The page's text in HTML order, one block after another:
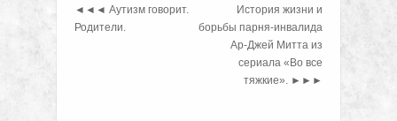
◄◄◄ Аутизм говорит.
Родители.
История жизни и
борьбы парня-инвалида
Ар-Джей Митта из
сериала «Во все
тяжкие». ►►►